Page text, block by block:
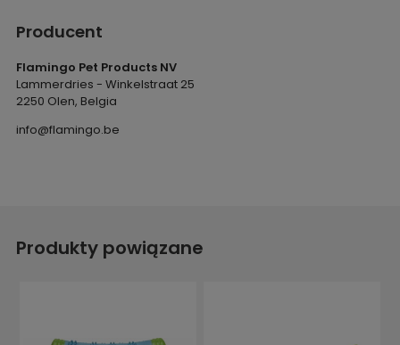
Producent
Flamingo Pet Products NV
Lammerdries - Winkelstraat 25
2250 Olen, Belgia
info@flamingo.be
Produkty powiązane